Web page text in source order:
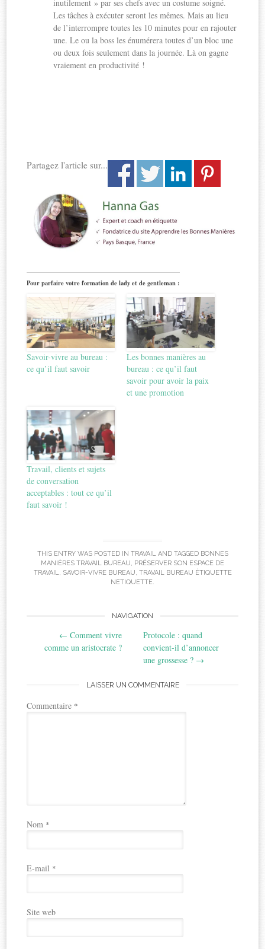
inutilement » par ses chefs avec un costume soigné.
Les tâches à exécuter seront les mêmes. Mais au lieu
de l’interrompre toutes les 10 minutes pour en rajouter
une. Le ou la boss les énumérera toutes d’un bloc une
ou deux fois seulement dans la journée. Là on gagne
vraiement en productivité !
Partagez l'article sur...
Pour parfaire votre formation de lady et de gentleman :
Savoir-vivre au bureau :
ce qu’il faut savoir
Les bonnes manières au
bureau : ce qu’il faut
savoir pour avoir la paix
et une promotion
Travail, clients et sujets
de conversation
acceptables : tout ce qu’il
faut savoir !
THIS ENTRY WAS POSTED IN TRAVAILAND TAGGED BONNES
MANIÈRES TRAVAIL BUREAU, PRÉSERVER SON ESPACE DE
TRAVAIL, SAVOIR-VIVRE BUREAU, TRAVAIL BUREAU ÉTIQUETTE
NETIQUETTE.
navigation
NAVIGATION
← Comment vivre
comme un aristocrate ?
Protocole : quand
convient-il d’annoncer
une grossesse ? →
LAISSER UN COMMENTAIRE
Commentaire *
Nom *
E-mail *
Site web